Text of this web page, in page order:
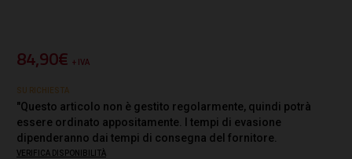
84,90€ + IVA
SU RICHIESTA
"Questo articolo non è gestito regolarmente, quindi potrà
essere ordinato appositamente. I tempi di evasione
dipenderanno dai tempi di consegna del fornitore.
VERIFICA DISPONIBILITÀ